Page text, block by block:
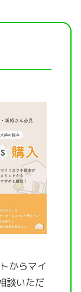
からマイ
談いただ